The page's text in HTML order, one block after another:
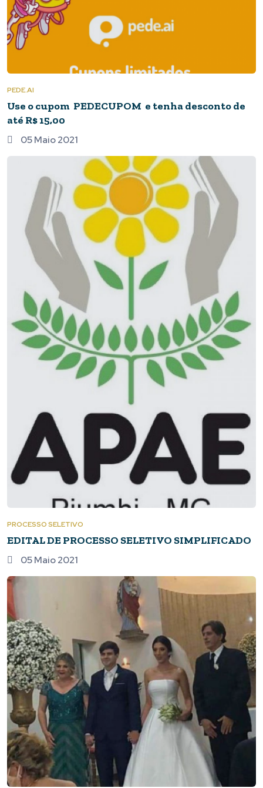
PEDE.AI
Use o cupom PEDECUPOM e tenha desconto de
até R$ 15,00
05 Maio 2021
PROCESSO SELETIVO
EDITAL DE PROCESSO SELETIVO SIMPLIFICADO
05 Maio 2021